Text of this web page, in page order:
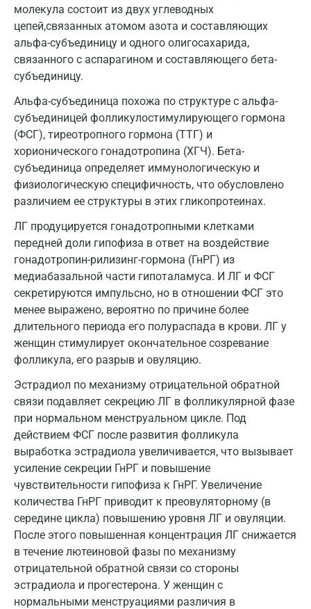
молекула состоит из двух углеводных
цепей,связанных атомом азота и составляющих
альфа-субъединицу и одного олигосахарида,
связанного с аспарагином и составляющего бета-
субъединицу.
Альфа-субъединица похожа по структуре с альфа-
субъединицей фолликулостимулирующего гормона
(ФСГ), тиреотропного гормона (ТТГ) и
хорионического гонадотропина (ХГЧ). Бета-
субъединица определяет иммунологическую и
физиологическую специфичность, что обусловлено
различием ее структуры в этих гликопротеинах.
ЛГ продуцируется гонадотропными клетками
передней доли гипофиза в ответ на воздействие
гонадотропин-рилизинг-гормона (ГнРГ) из
медиабазальной части гипоталамуса. И ЛГ и ФСГ
секретируются импульсно, но в отношении ФСГ это
менее выражено, вероятно по причине более
длительного периода его полураспада в крови. ЛГ у
женщин стимулирует окончательное созревание
фолликула, его разрыв и овуляцию.
Эстрадиол по механизму отрицательной обратной
связи подавляет секрецию ЛГ в фолликулярной фазе
при нормальном менструальном цикле. Под
действием ФСГ после развития фолликула
выработка эстрадиола увеличивается, что вызывает
усиление секреции ГнРГ и повышение
чувствительности гипофиза к ГнРГ. Увеличение
количества ГнРГ приводит к преовуляторному (в
середине цикла) повышению уровня ЛГ и овуляции.
После этого повышенная концентрация ЛГ снижается
в течение лютеиновой фазы по механизму
отрицательной обратной связи со стороны
эстрадиола и прогестерона. У женщин с
нормальными менструациями различия в
Зеленоград
Иваново
Ижевск
Истра
Йошкар-Ола
Калининград
Калуга
Кемерово
Ковров
Королев
Кострома
Котельники
Красногорск
Краснодар
Красноярск
Курск
Лабинск
Липецк
Лобня
Люберцы